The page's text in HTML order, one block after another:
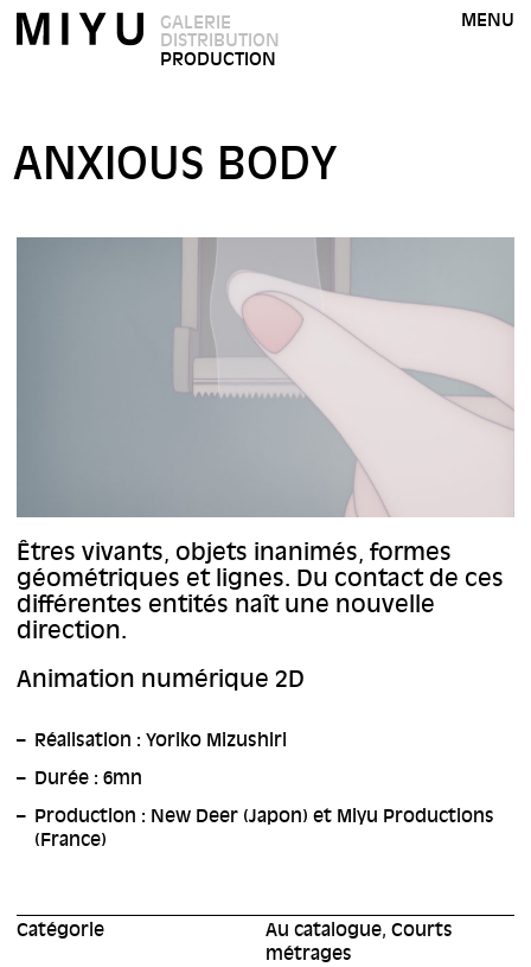
GALERIE
DISTRIBUTION
PRODUCTION
MENU
ANXIOUS BODY
Êtres vivants, objets inanimés, formes
géométriques et lignes. Du contact de ces
différentes entités naît une nouvelle
direction.
Animation numérique 2D
Réalisation : Yoriko Mizushiri
Durée : 6mn
Production : New Deer (Japon) et Miyu Productions
(France)
Catégorie
Au catalogue, Courts
métrages